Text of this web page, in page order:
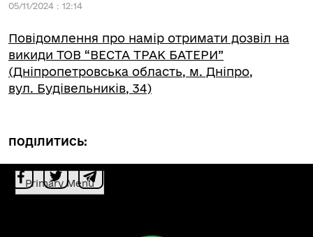
05/11/2024 : 12:14
Повідомлення про намір отримати дозвіл на
викиди ТОВ “ВЕСТА ТРАК БАТЕРИ”
(Дніпропетровська область, м. Дніпро,
вул. Будівельників, 34)
ПОДІЛИТИСЬ:
Primary Menu